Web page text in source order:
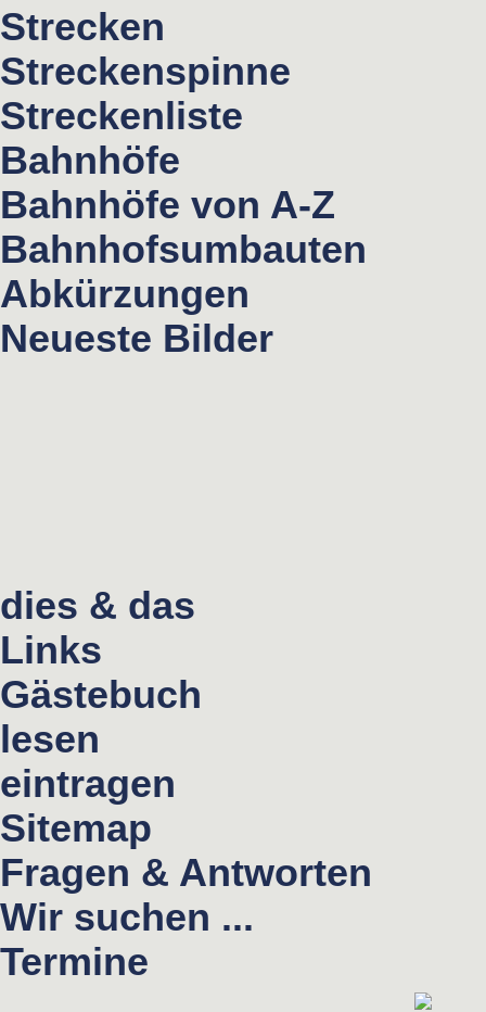
Strecken
Streckenspinne
Streckenliste
Bahnhöfe
Bahnhöfe von A-Z
Bahnhofsumbauten
Abkürzungen
Neueste Bilder
dies & das
Links
Gästebuch
lesen
eintragen
Sitemap
Fragen & Antworten
Wir suchen ...
Termine